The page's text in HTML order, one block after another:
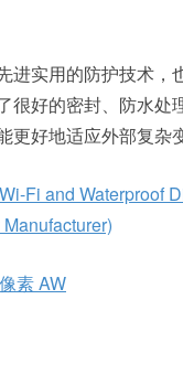
进实用的防护技术，
好的密封、防水处
好地适应外部复杂
Fi and Waterproof
素 AW